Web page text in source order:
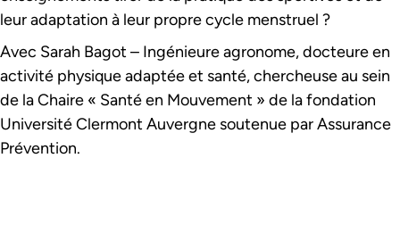
leur adaptation à leur propre cycle menstruel ?
Avec Sarah Bagot – Ingénieure agronome, docteure en
activité physique adaptée et santé, chercheuse au sein
de la Chaire « Santé en Mouvement » de la fondation
Université Clermont Auvergne soutenue par Assurance
Prévention.